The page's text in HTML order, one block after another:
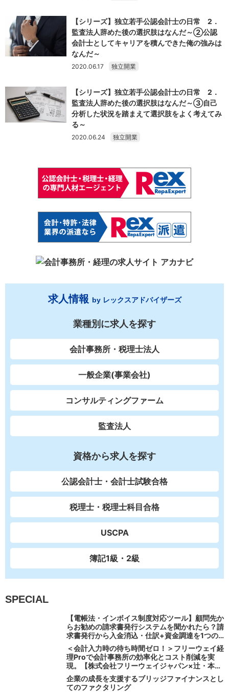
【シリーズ】独立若手公認会計士の日常 2．
監査法人辞めた後の選択肢はなんだ～②公認
会計士としてキャリアを積んできた俺の強みは
なんだ～
2020.06.17 独立開業
【シリーズ】独立若手公認会計士の日常 2．
監査法人辞めた後の選択肢はなんだ～③自己
分析した状況を踏まえて選択肢をよく考えてみ
る～
2020.06.24 独立開業
求人情報 by レックスアドバイザーズ
業種別に求人を探す
会計事務所・税理士法人
一般企業(事業会社)
コンサルティングファーム
監査法人
資格から求人を探す
公認会計士・会計士試験合格
税理士・税理士科目合格
USCPA
簿記1級・2級
SPECIAL
【電帳法・インボイス制度対応ツール】顧問先か
らお勧めの請求書発行システムを聞かれたら？請
求書発行から入金消込・仕訳+資金調達を1つの
システムで完結する 「請求QUICK」の魅力に迫
る
＜会計入力時の待ち時間ゼロ！＞フリーウェイ経
理Proで会計事務所の効率化とコスト削減を実
現。【株式会社フリーウェイジャパン×辻・本郷
税理士法人（経理宅配便事業部）】
企業の成長を支援するブリッジファイナンスとし
てのファクタリング